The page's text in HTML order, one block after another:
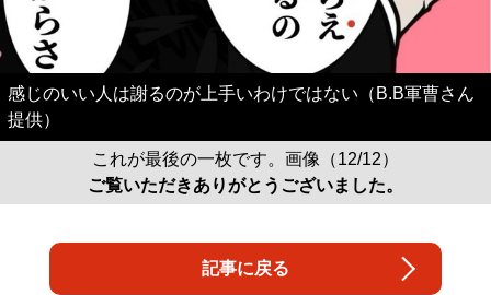
感じのいい人は謝るのが上手いわけではない（B.B軍曹さん
提供）
これが最後の一枚です。画像（12/12）
ご覧いただきありがとうございました。
記事に戻る